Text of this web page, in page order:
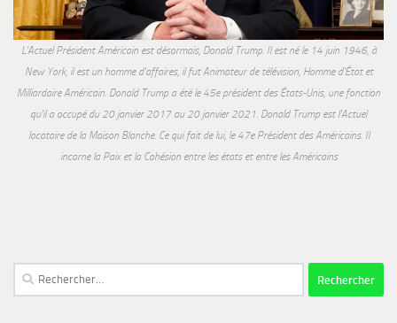
L'Actuel Président Américain est désormais, Donald Trump. Il est né le 14 juin 1946, à
New York, il est un homme d'affaires, il fut Animateur de télévision, Homme d'État et
Milliardaire Américain. Donald Trump a été le 45e président des États-Unis, une fonction
qu'il a occupé du 20 janvier 2017 au 20 janvier 2021. Donald Trump est l'Actuel
locataire de la Maison Blanche. Ce qui fait de lui, le 47e Président des Américains. Il
incarne la Paix et la Cohésion entre les états et entre les Américains
Rechercher :